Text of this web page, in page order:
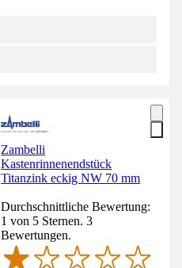
Zambelli
Kastenrinnenendstück
Titanzink eckig NW 70 mm
Durchschnittliche Bewertung:
1 von 5 Sternen. 3
Bewertungen.